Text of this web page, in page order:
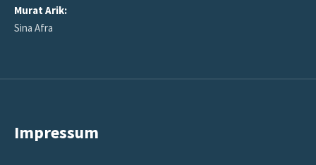
Murat Arik:
Sina Afra
Impressum